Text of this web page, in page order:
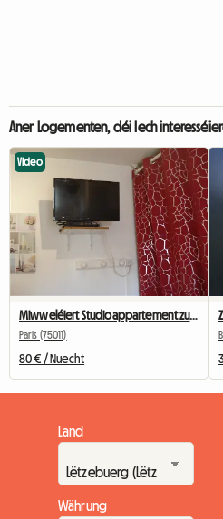
Aner Logementen, déi Iech
Video
Miwweléiert Studioappartement zu Bastille fir Studenten, Stagiairen oder Geschäftsreesender.
Paris (75011)
80 € / Nuecht
Land
Währung